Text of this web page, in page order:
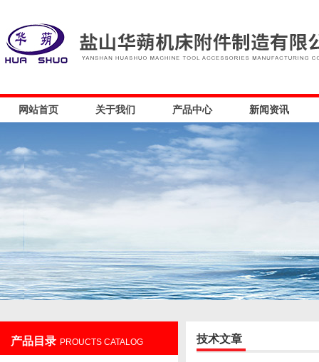
盐山华蒴机床附件制造有限公司
网站首页 关于我们 产品中心 新闻资讯
产品目录 PROUCTS CATALOG 技术文章